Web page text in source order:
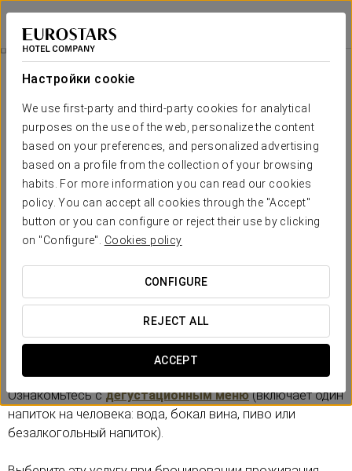
Настройки cookie
We use first-party and third-party cookies for analytical
purposes on the use of the web, personalize the content
based on your preferences, and personalized advertising
based on a profile from the collection of your browsing
habits. For more information you can read our cookies
policy. You can accept all cookies through the "Accept"
button or you can configure or reject their use by clicking
on "Configure". Cookies policy
CONFIGURE
REJECT ALL
ACCEPT
Eurostars Torre Sevilla
СЕВИЛЬЯ
Гастрономический Тур В Ресторане El Duende
80 € человека
Гастрономический тур в ресторане
Мы предлагаем вам гастрономическое путешествие, в
котором вы откроете для себя изысканную кухню
ресторана El Duende, расположенного на 34 этаже.
Ознакомьтесь сдегустационным меню(включает один
напиток на человека: вода, бокал вина, пиво или
безалкогольный напиток).